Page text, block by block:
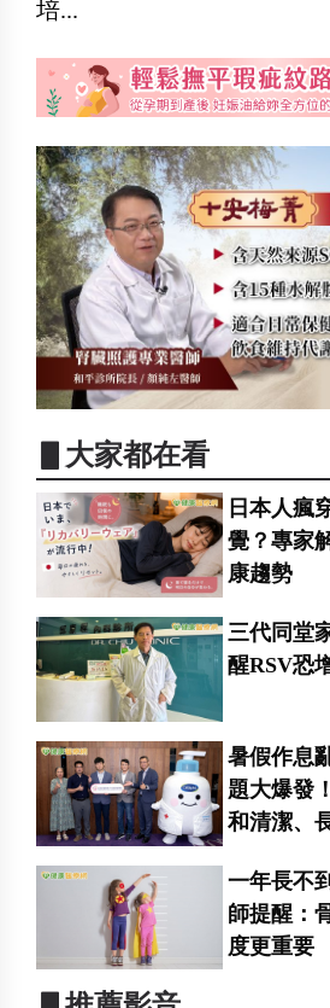
培...
▋大家都在看
日本人瘋
覺？專家
康趨勢
三代同堂
醒RSV恐
暑假作息
題大爆發
和清潔、
一年長不
師提醒：
度更重要